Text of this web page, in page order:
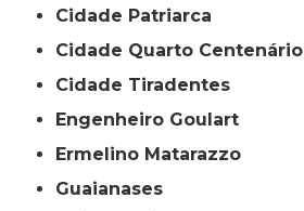
Cidade Patriarca
Cidade Quarto Centenário
Cidade Tiradentes
Engenheiro Goulart
Ermelino Matarazzo
Guaianases